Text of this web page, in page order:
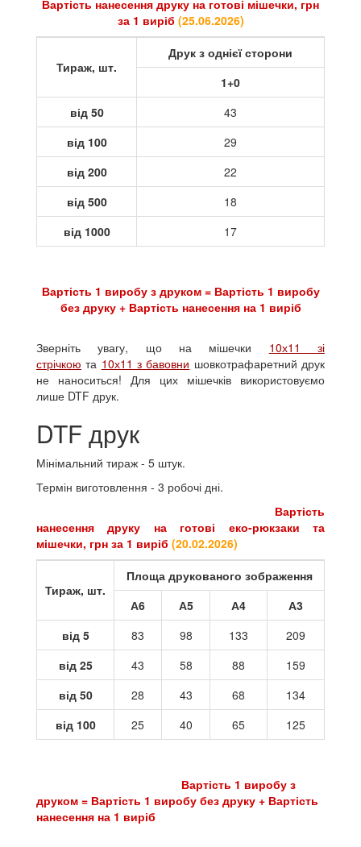
Вартість нанесення друку на готові мішечки, грн
за 1 виріб (25.06.2026)
Тираж, шт.
Друк з однієї сторони
1+0
від 50
43
від 100
29
від 200
22
від 500
18
від 1000
17
Вартість 1 виробу з друком = Вартість 1 виробу
без друку + Вартість нанесення на 1 виріб
Зверніть увагу, що на мішечки 10х11 зі
стрічкою та 10х11 з бавовни шовкотрафаретний друк
не наноситься! Для цих мішечків використовуємо
лише DTF друк.
DTF друк
Мінімальний тираж - 5 штук.
Термін виготовлення - 3 робочі дні.
Вартість
нанесення друку на готові еко-рюкзаки та
мішечки, грн за 1 виріб (20.02.2026)
Тираж, шт.
Площа друкованого зображення
А6
А5 А4
А3
від 5
83 98 133
209
від 25
43 58 88
159
від 50
28 43 68
134
від 100
25 40 65 125
Вартість 1 виробу з
друком = Вартість 1 виробу без друку + Вартість
нанесення на 1 виріб